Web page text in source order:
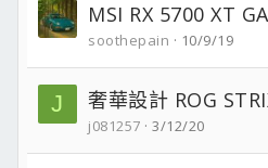
MSI RX 5700 XT
soothepain 10/9/19
J 奢華設計 ROG
j081257 3/12/20